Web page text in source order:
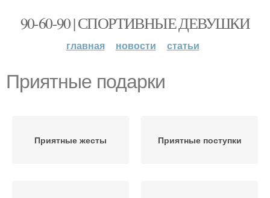
90-60-90 | СПОРТИВНЫЕ ДЕВУШКИ
главная новости статьи
Приятные подарки
Приятные жесты Приятные поступки